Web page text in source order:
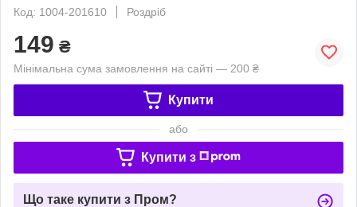
Код: 1004-201610
Роздріб
149 ₴
Мінімальна сума замовлення на сайті — 200 ₴
Купити
або
Купити з
Що таке купити з Пром?